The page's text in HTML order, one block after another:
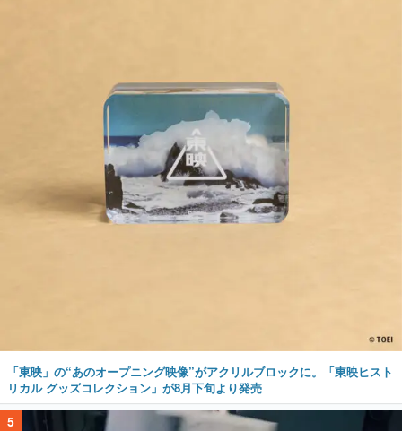
「東映」の“あのオープニング映像”がアクリルブロックに。「東映ヒスト
リカル グッズコレクション」が8月下旬より発売
5